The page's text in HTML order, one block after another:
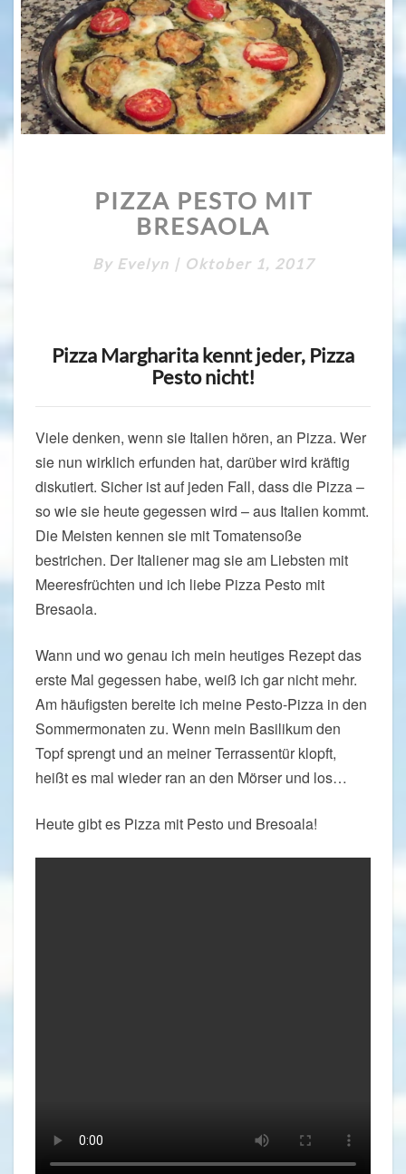
PESTO
MIT
BRESAOLA
PIZZA PESTO MIT
BRESAOLA
By Evelyn | Oktober 1, 2017
Pizza Margharita kennt jeder, Pizza
Pesto nicht!
Viele denken, wenn sie Italien hören, an Pizza. Wer
sie nun wirklich erfunden hat, darüber wird kräftig
diskutiert. Sicher ist auf jeden Fall, dass die Pizza –
so wie sie heute gegessen wird – aus Italien kommt.
Die Meisten kennen sie mit Tomatensoße
bestrichen. Der Italiener mag sie am Liebsten mit
Meeresfrüchten und ich liebe Pizza Pesto mit
Bresaola.
Wann und wo genau ich mein heutiges Rezept das
erste Mal gegessen habe, weiß ich gar nicht mehr.
Am häufigsten bereite ich meine Pesto-Pizza in den
Sommermonaten zu. Wenn mein Basilikum den
Topf sprengt und an meiner Terrassentür klopft,
heißt es mal wieder ran an den Mörser und los…
Heute gibt es Pizza mit Pesto und Bresoala!